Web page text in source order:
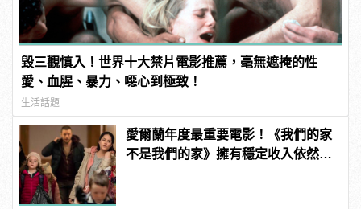
毀三觀慎入！世界十大禁片電影推薦，毫無遮掩的性
愛、血腥、暴力、噁心到極致！
生活話題
愛爾蘭年度最重要電影！《我們的家
不是我們的家》擁有穩定收入依然無